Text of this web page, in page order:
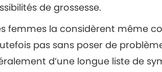
de grossesse.
femmes la considèrent même
pas sans poser de
d’une longue liste de